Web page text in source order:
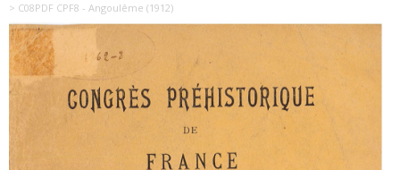
> C08PDF CPF8 - Angoulême (1912)